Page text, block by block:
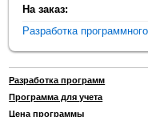
На заказ:
Разработка
Разработка программ
Программа для учета
Цена программы